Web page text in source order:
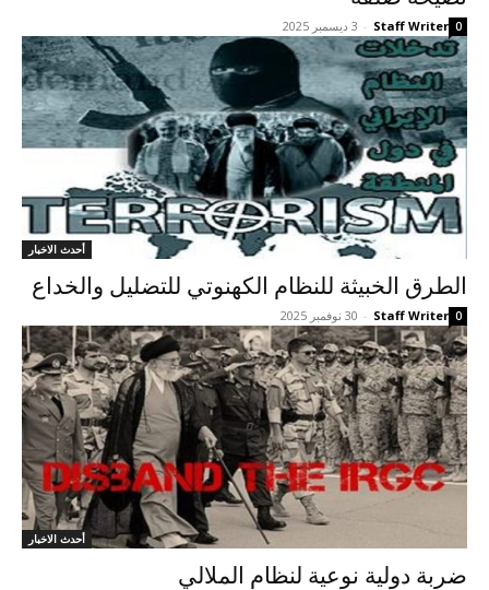
Staff Writer
- 3 ديسمبر 2025 0
أحدث الاخبار
الطرق الخبيثة للنظام الکهنوتي للتضليل والخداع
Staff Writer
- 30 نوفمبر 2025 0
أحدث الاخبار
ضربة دولية نوعية لنظام الملالي